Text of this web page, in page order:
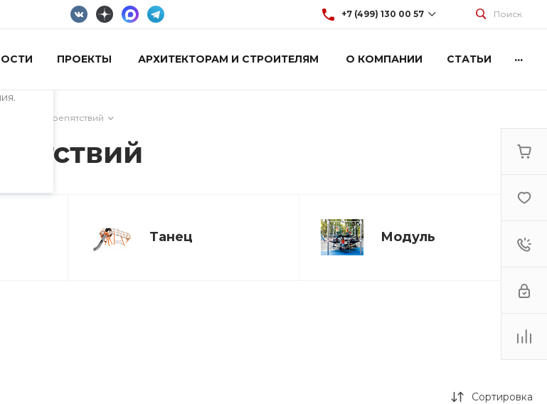
+7 (499) 130 00 57 Поиск
ПРОЕКТЫ АРХИТЕКТОРАМ И СТРОИТЕЛЯМ О КОМПАНИИ СТАТЬИ ...
полосы препятствий
Танец Модуль
Сортировка